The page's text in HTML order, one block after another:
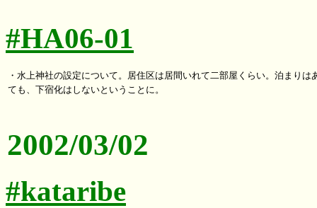
#HA06-01
・水上神社の設定について。居住区は居間いれて二部屋くらい。泊まりは
ても、下宿化はしないということに。
2002/03/02
#kataribe